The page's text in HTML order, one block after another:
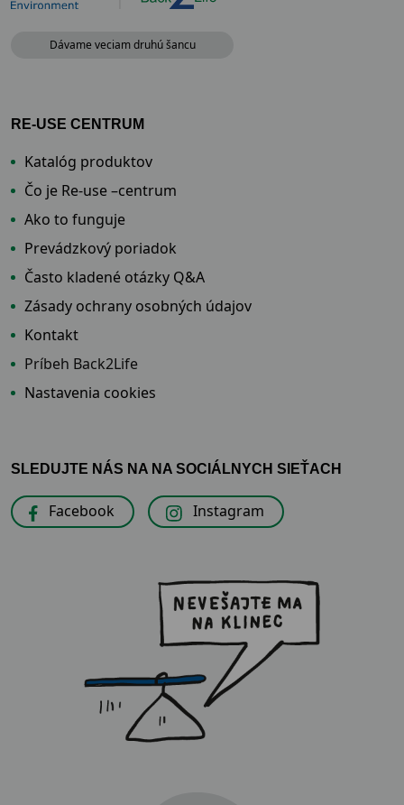
Dávame veciam druhú šancu
RE-USE CENTRUM
Katalóg produktov
Čo je Re-use –centrum
Ako to funguje
Prevádzkový poriadok
Často kladené otázky Q&A
Zásady ochrany osobných údajov
Kontakt
Príbeh Back2Life
Nastavenia cookies
SLEDUJTE NÁS NA NA SOCIÁLNYCH SIEŤACH
Facebook Instagram